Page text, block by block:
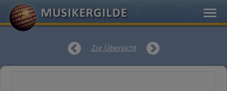
Zur Übersicht